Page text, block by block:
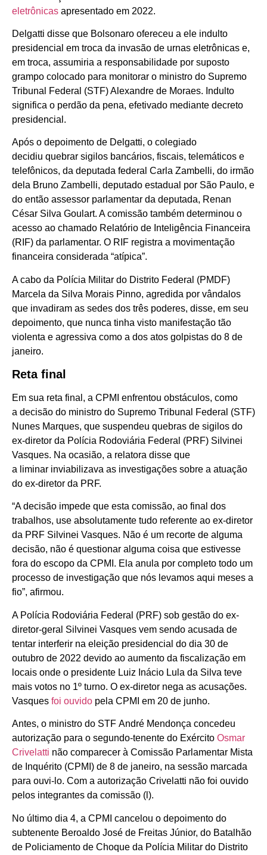
eletrônicas apresentado em 2022.
Delgatti disse que Bolsonaro ofereceu a ele indulto
presidencial em troca da invasão de urnas eletrônicas e,
em troca, assumiria a responsabilidade por suposto
grampo colocado para monitorar o ministro do Supremo
Tribunal Federal (STF) Alexandre de Moraes. Indulto
significa o perdão da pena, efetivado mediante decreto
presidencial.
Após o depoimento de Delgatti, o colegiado
decidiu quebrar sigilos bancários, fiscais, telemáticos e
telefônicos, da deputada federal Carla Zambelli, do irmão
dela Bruno Zambelli, deputado estadual por São Paulo, e
do então assessor parlamentar da deputada, Renan
César Silva Goulart. A comissão também determinou o
acesso ao chamado Relatório de Inteligência Financeira
(RIF) da parlamentar. O RIF registra a movimentação
financeira considerada “atípica”.
A cabo da Polícia Militar do Distrito Federal (PMDF)
Marcela da Silva Morais Pinno, agredida por vândalos
que invadiram as sedes dos três poderes, disse, em seu
depoimento, que nunca tinha visto manifestação tão
violenta e agressiva como a dos atos golpistas do 8 de
janeiro.
Reta final
Em sua reta final, a CPMI enfrentou obstáculos, como
a decisão do ministro do Supremo Tribunal Federal (STF)
Nunes Marques, que suspendeu quebras de sigilos do
ex-diretor da Polícia Rodoviária Federal (PRF) Silvinei
Vasques. Na ocasião, a relatora disse que
a liminar inviabilizava as investigações sobre a atuação
do ex-diretor da PRF.
“A decisão impede que esta comissão, ao final dos
trabalhos, use absolutamente tudo referente ao ex-diretor
da PRF Silvinei Vasques. Não é um recorte de alguma
decisão, não é questionar alguma coisa que estivesse
fora do escopo da CPMI. Ela anula por completo todo um
processo de investigação que nós levamos aqui meses a
fio”, afirmou.
A Polícia Rodoviária Federal (PRF) sob gestão do ex-
diretor-geral Silvinei Vasques vem sendo acusada de
tentar interferir na eleição presidencial do dia 30 de
outubro de 2022 devido ao aumento da fiscalização em
locais onde o presidente Luiz Inácio Lula da Silva teve
mais votos no 1º turno. O ex-diretor nega as acusações.
Vasques foi ouvido pela CPMI em 20 de junho.
Antes, o ministro do STF André Mendonça concedeu
autorização para o segundo-tenente do Exército Osmar
Crivelatti não comparecer à Comissão Parlamentar Mista
de Inquérito (CPMI) de 8 de janeiro, na sessão marcada
para ouvi-lo. Com a autorização Crivelatti não foi ouvido
pelos integrantes da comissão (l).
No último dia 4, a CPMI cancelou o depoimento do
subtenente Beroaldo José de Freitas Júnior, do Batalhão
de Policiamento de Choque da Polícia Militar do Distrito